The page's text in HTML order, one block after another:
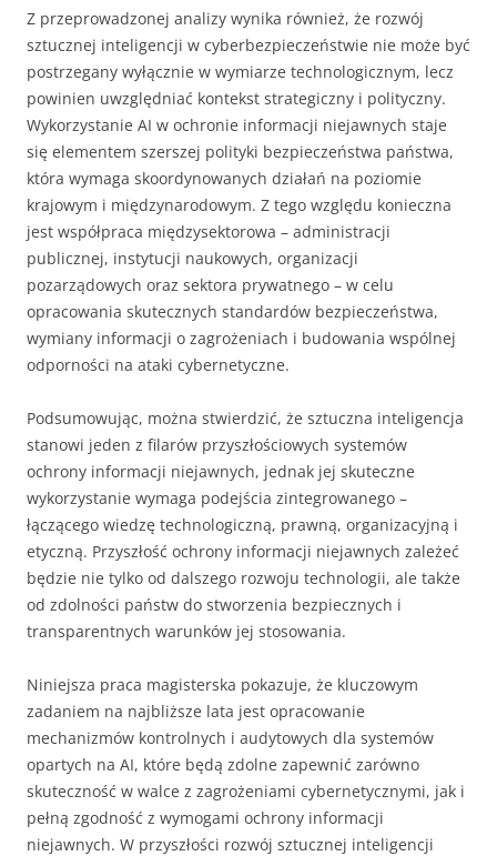
Z przeprowadzonej analizy wynika również, że rozwój
sztucznej inteligencji w cyberbezpieczeństwie nie może być
postrzegany wyłącznie w wymiarze technologicznym, lecz
powinien uwzględniać kontekst strategiczny i polityczny.
Wykorzystanie AI w ochronie informacji niejawnych staje
się elementem szerszej polityki bezpieczeństwa państwa,
która wymaga skoordynowanych działań na poziomie
krajowym i międzynarodowym. Z tego względu konieczna
jest współpraca międzysektorowa – administracji
publicznej, instytucji naukowych, organizacji
pozarządowych oraz sektora prywatnego – w celu
opracowania skutecznych standardów bezpieczeństwa,
wymiany informacji o zagrożeniach i budowania wspólnej
odporności na ataki cybernetyczne.
Podsumowując, można stwierdzić, że sztuczna inteligencja
stanowi jeden z filarów przyszłościowych systemów
ochrony informacji niejawnych, jednak jej skuteczne
wykorzystanie wymaga podejścia zintegrowanego –
łączącego wiedzę technologiczną, prawną, organizacyjną i
etyczną. Przyszłość ochrony informacji niejawnych zależeć
będzie nie tylko od dalszego rozwoju technologii, ale także
od zdolności państw do stworzenia bezpiecznych i
transparentnych warunków jej stosowania.
Niniejsza praca magisterska pokazuje, że kluczowym
zadaniem na najbliższe lata jest opracowanie
mechanizmów kontrolnych i audytowych dla systemów
opartych na AI, które będą zdolne zapewnić zarówno
skuteczność w walce z zagrożeniami cybernetycznymi, jak i
pełną zgodność z wymogami ochrony informacji
niejawnych. W przyszłości rozwój sztucznej inteligencji